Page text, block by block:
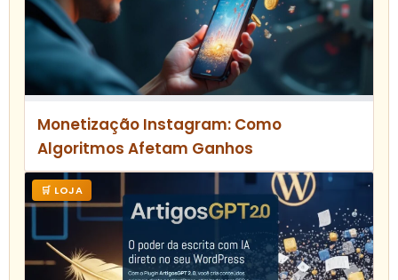
Monetização Instagram: Como
Algoritmos Afetam Ganhos
🛒 LOJA